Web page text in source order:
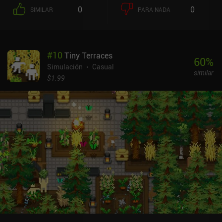
divertido y poco castigador con una monetización no intrusiva.
SIMILAR 0 PARA NADA 0
#10 Tiny Terraces
Simulación
Casual
$1.99
60%
similar